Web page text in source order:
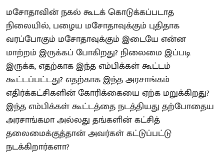
மசோதாவின் நகல் கூடக் கொடுக்கப்படாத
நிலையில், பழைய மசோதாவுக்கும் புதிதாக
வரப்போகும் மசோதாவுக்கும் இடையே என்ன
மாற்றம் இருக்கப் போகிறது? நிலைமை இப்படி
இருக்க, எதற்காக இந்த எம்பிக்கள் கூட்டம்
கூட்டப்பட்டது? எதற்காக இந்த அரசாங்கம்
எதிர்க்கட்சிகளின் கோரிக்கையை ஏற்க மறுக்கிறது?
இந்த எம்பிக்கள் கூட்டத்தை நடத்தியது தற்போதைய
அரசாங்கமா அல்லது தங்களின் கட்சித்
தலைமைக்குத்தான் அவர்கள் கட்டுப்பட்டு
நடக்கிறார்களா?